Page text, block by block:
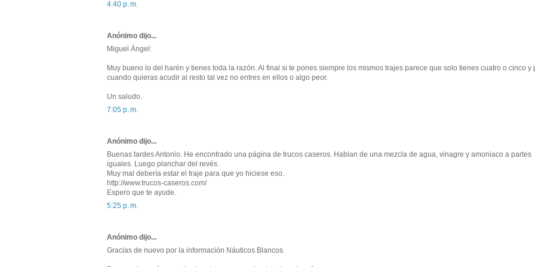
4:40 p. m.
Anónimo dijo...
Miguel Ángel:
Muy bueno lo del harén y tienes toda la razón. Al final si te pones siempre los mismos trajes parece que solo tienes cuatro o cinco y
cuando quieras acudir al resto tal vez no entres en ellos o algo peor.
Un saludo.
7:05 p. m.
Anónimo dijo...
Buenas tardes Antonio. He encontrado una página de trucos caseros. Hablan de una mezcla de agua, vinagre y amoniaco a partes
iguales. Luego planchar del revés.
Muy mal debería estar el traje para que yo hiciese eso.
http://www.trucos-caseros.com/
Espero que te ayude.
5:25 p. m.
Anónimo dijo...
Gracias de nuevo por la información Náuticos Blancos.